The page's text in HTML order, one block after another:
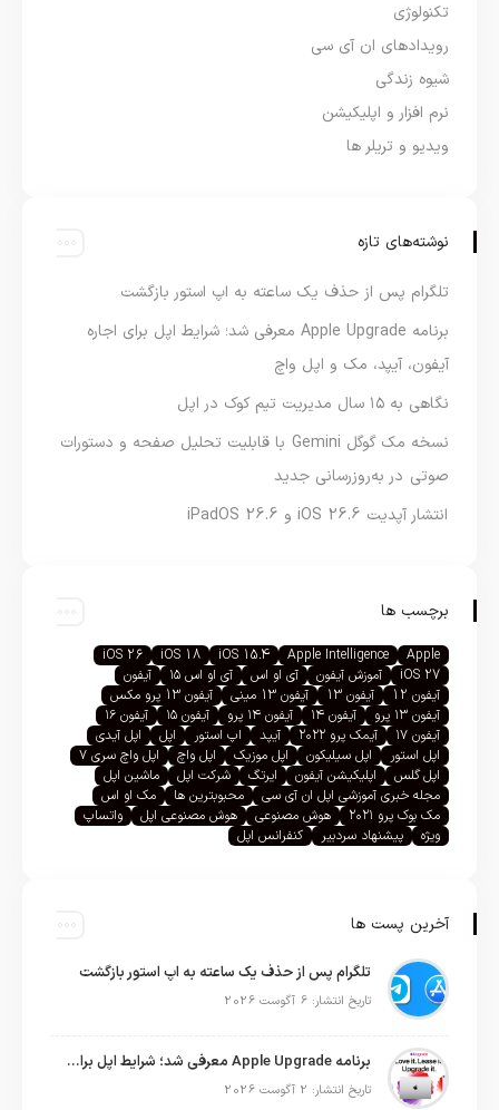
تکنولوژی
رویدادهای ان آی سی
شیوه زندگی
نرم افزار و اپلیکیشن
ویدیو و تریلر ها
نوشته‌های تازه
تلگرام پس از حذف یک ساعته به اپ استور بازگشت
برنامه Apple Upgrade معرفی شد؛ شرایط اپل برای اجاره
آیفون، آیپد، مک و اپل واچ
نگاهی به ۱۵ سال مدیریت تیم کوک در اپل
نسخه مک گوگل Gemini با قابلیت تحلیل صفحه و دستورات
صوتی در به‌روزرسانی جدید
انتشار آپدیت iOS 26.6 و iPadOS 26.6
برچسب ها
Apple
Apple Intelligence
iOS 15.4
iOS 18
iOS 26
iOS 27
آموزش آیفون آی او اس آی او اس ۱۵
آیفون
آیفون 12
آیفون 13 آیفون 13 مینی
آیفون 13 پرو مکس
آیفون ۱۳ پرو
آیفون ۱۴ آیفون ۱۴ پرو آیفون ۱۵
آیفون ۱۶
آیفون ۱۷
آیمک پرو ۲۰۲۲ آیپد اپ استور اپل
اپل آیدی
اپل استور
اپل سیلیکون اپل موزیک اپل واچ
اپل واچ سری ۷
اپل گلس
اپلیکیشن آیفون ایرتگ شرکت اپل
ماشین اپل
مجله خبری آموزشی اپل ان آی سی
محبوبترین ها
مک او اس
مک بوک پرو ۲۰۲۱
هوش مصنوعی هوش مصنوعی اپل
واتساپ
ویژه
پیشنهاد سردبیر کنفرانس اپل
آخرین پست ها
تلگرام پس از حذف یک ساعته به اپ استور بازگشت
تاریخ انتشار: 6 آگوست 2026
برنامه Apple Upgrade معرفی شد؛ شرایط اپل برای اجاره آیفون، آیپد، مک و اپل واچ
تاریخ انتشار: 2 آگوست 2026